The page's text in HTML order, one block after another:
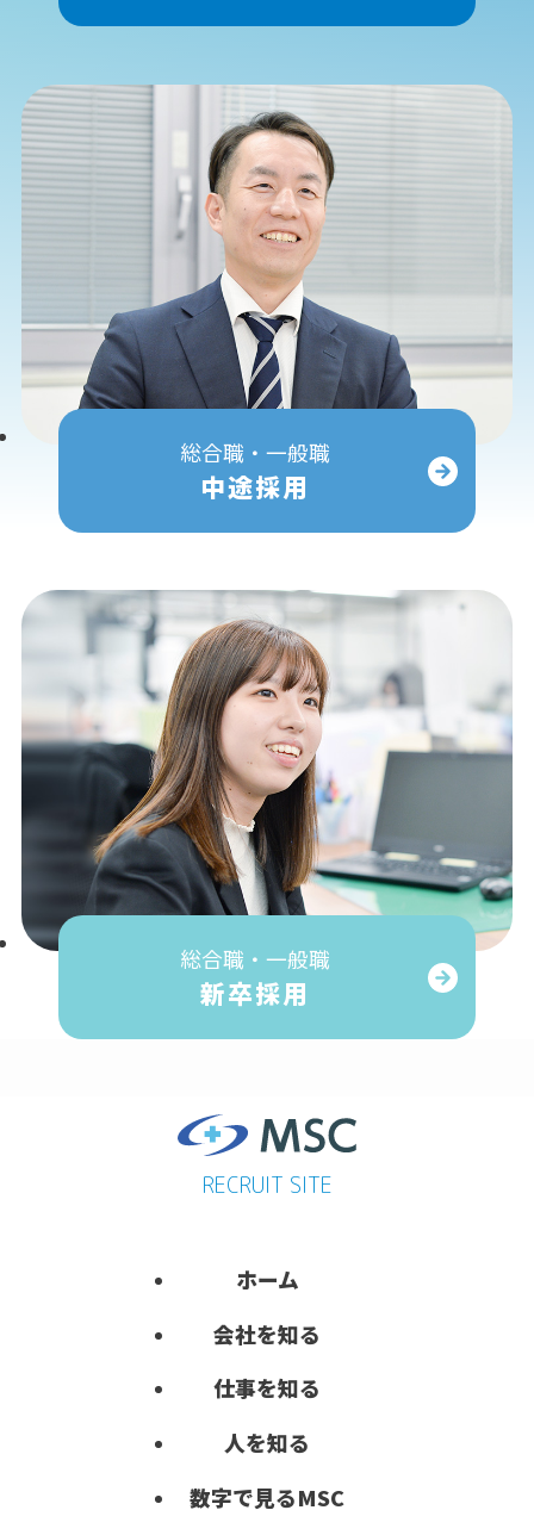
総合職・一般職
中途採用
総合職・一般職
新卒採用
RECRUIT SITE
ホーム
会社を知る
仕事を知る
人を知る
数字で見るMSC